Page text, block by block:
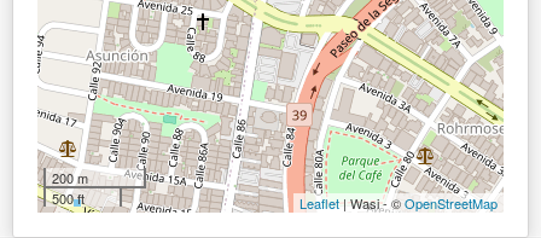
200 m
500 ft
Leaflet| Wasi - ©OpenStreetMap